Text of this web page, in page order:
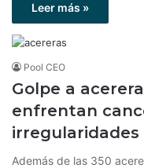
Leer más »
Pool CEO
Golpe a
enfrentan
irregularidades
Además de las 350